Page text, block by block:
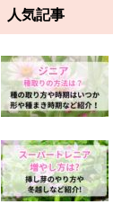
人気記事